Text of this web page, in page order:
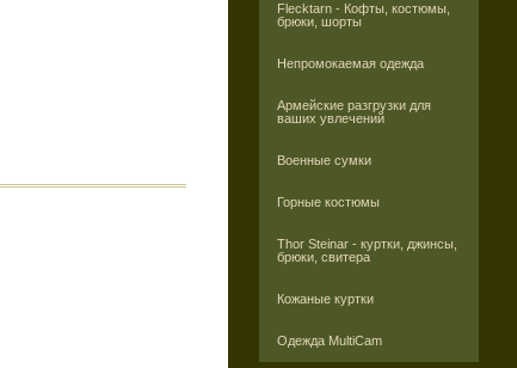
Flecktarn - Кофты, костюмы,
брюки, шорты
Непромокаемая одежда
Армейские разгрузки для
ваших увлечений
Военные сумки
Горные костюмы
Thor Steinar - куртки, джинсы,
брюки, свитера
Кожаные куртки
Одежда MultiCam